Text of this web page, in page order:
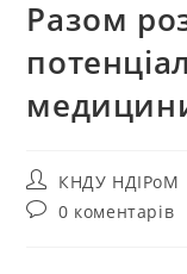
Разом
КНДУ НДІРоМ
0 коментарів